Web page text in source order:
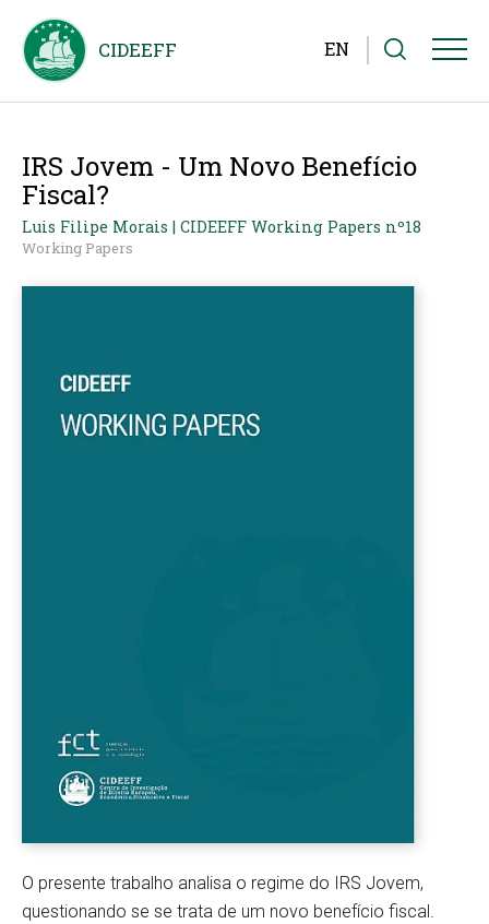
EN
IRS Jovem - Um Novo Benefício
Fiscal?
Luis Filipe Morais | CIDEEFF Working Papers nº18
Working Papers
O presente trabalho analisa o regime do IRS Jovem,
questionando se se trata de um novo benefício fiscal.